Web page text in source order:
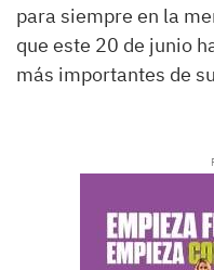
para siempre en la
que este 20 de junio
más importantes de